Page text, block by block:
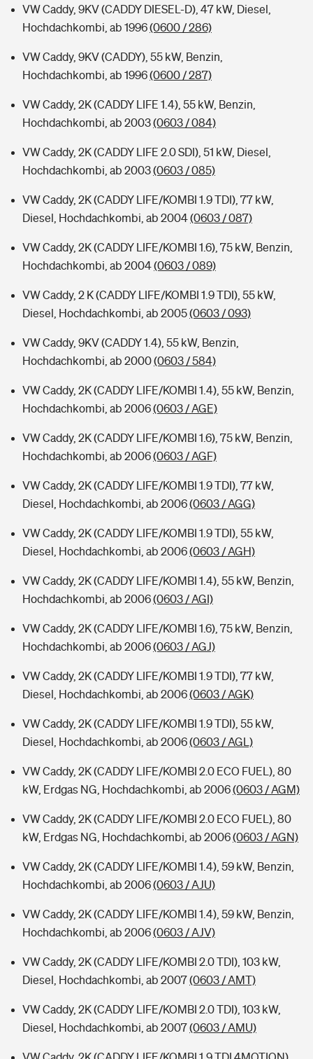
Kinderunfall-Check: Mehr Sicherheit für deine Kids
Sie haben Fragen?
VW Caddy, 9KV (CADDY DIESEL-D), 47 kW, Diesel,
Hochdachkombi, ab 1996(0600 / 286)
VW Caddy, 9KV (CADDY), 55 kW, Benzin,
Hochdachkombi, ab 1996(0600 / 287)
VW Caddy, 2K (CADDY LIFE 1.4), 55 kW, Benzin,
Hochdachkombi, ab 2003(0603 / 084)
VW Caddy, 2K (CADDY LIFE 2.0 SDI), 51 kW, Diesel,
Hochdachkombi, ab 2003(0603 / 085)
VW Caddy, 2K (CADDY LIFE/KOMBI 1.9 TDI), 77 kW,
Diesel, Hochdachkombi, ab 2004(0603 / 087)
VW Caddy, 2K (CADDY LIFE/KOMBI 1.6), 75 kW, Benzin,
Hochdachkombi, ab 2004(0603 / 089)
VW Caddy, 2 K (CADDY LIFE/KOMBI 1.9 TDI), 55 kW,
Diesel, Hochdachkombi, ab 2005(0603 / 093)
VW Caddy, 9KV (CADDY 1.4), 55 kW, Benzin,
Hochdachkombi, ab 2000(0603 / 584)
VW Caddy, 2K (CADDY LIFE/KOMBI 1.4), 55 kW, Benzin,
Hochdachkombi, ab 2006(0603 / AGE)
VW Caddy, 2K (CADDY LIFE/KOMBI 1.6), 75 kW, Benzin,
Hochdachkombi, ab 2006(0603 / AGF)
VW Caddy, 2K (CADDY LIFE/KOMBI 1.9 TDI), 77 kW,
Diesel, Hochdachkombi, ab 2006(0603 / AGG)
VW Caddy, 2K (CADDY LIFE/KOMBI 1.9 TDI), 55 kW,
Diesel, Hochdachkombi, ab 2006(0603 / AGH)
VW Caddy, 2K (CADDY LIFE/KOMBI 1.4), 55 kW, Benzin,
Hochdachkombi, ab 2006(0603 / AGI)
VW Caddy, 2K (CADDY LIFE/KOMBI 1.6), 75 kW, Benzin,
Hochdachkombi, ab 2006(0603 / AGJ)
VW Caddy, 2K (CADDY LIFE/KOMBI 1.9 TDI), 77 kW,
Diesel, Hochdachkombi, ab 2006(0603 / AGK)
VW Caddy, 2K (CADDY LIFE/KOMBI 1.9 TDI), 55 kW,
Diesel, Hochdachkombi, ab 2006(0603 / AGL)
VW Caddy, 2K (CADDY LIFE/KOMBI 2.0 ECO FUEL), 80
kW, Erdgas NG, Hochdachkombi, ab 2006(0603 / AGM)
VW Caddy, 2K (CADDY LIFE/KOMBI 2.0 ECO FUEL), 80
kW, Erdgas NG, Hochdachkombi, ab 2006(0603 / AGN)
VW Caddy, 2K (CADDY LIFE/KOMBI 1.4), 59 kW, Benzin,
Hochdachkombi, ab 2006(0603 / AJU)
VW Caddy, 2K (CADDY LIFE/KOMBI 1.4), 59 kW, Benzin,
Hochdachkombi, ab 2006(0603 / AJV)
VW Caddy, 2K (CADDY LIFE/KOMBI 2.0 TDI), 103 kW,
Diesel, Hochdachkombi, ab 2007(0603 / AMT)
VW Caddy, 2K (CADDY LIFE/KOMBI 2.0 TDI), 103 kW,
Diesel, Hochdachkombi, ab 2007(0603 / AMU)